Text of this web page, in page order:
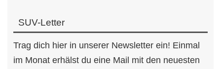
SUV-Letter
Trag dich hier in unserer Newsletter ein! Einmal
im Monat erhälst du eine Mail mit den neuesten